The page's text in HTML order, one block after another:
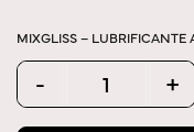
MIXGLISS –
Quantity
- +